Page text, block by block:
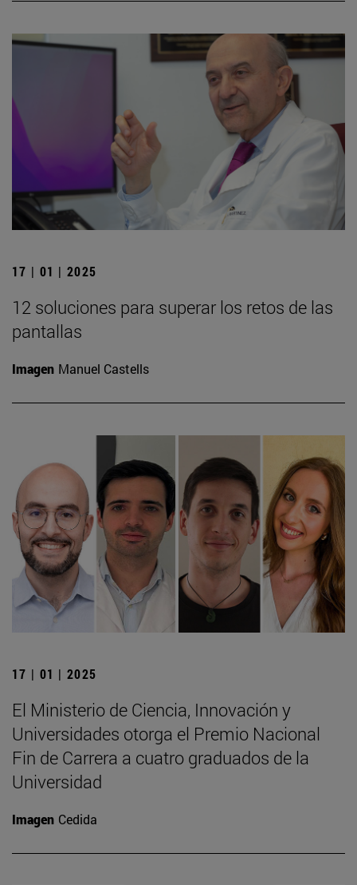
17 | 01 | 2025
12 soluciones para superar los retos de las
pantallas
Imagen Manuel Castells
17 | 01 | 2025
El Ministerio de Ciencia, Innovación y
Universidades otorga el Premio Nacional
Fin de Carrera a cuatro graduados de la
Universidad
Imagen Cedida